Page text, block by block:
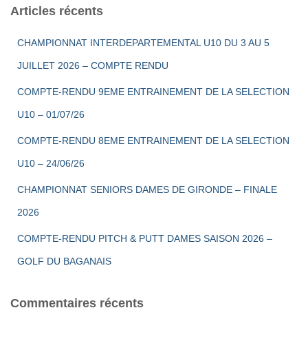
r
Articles récents
CHAMPIONNAT INTERDEPARTEMENTAL U10 DU 3 AU 5
JUILLET 2026 – COMPTE RENDU
COMPTE-RENDU 9EME ENTRAINEMENT DE LA SELECTION
U10 – 01/07/26
COMPTE-RENDU 8EME ENTRAINEMENT DE LA SELECTION
U10 – 24/06/26
CHAMPIONNAT SENIORS DAMES DE GIRONDE – FINALE
2026
COMPTE-RENDU PITCH & PUTT DAMES SAISON 2026 –
GOLF DU BAGANAIS
Commentaires récents